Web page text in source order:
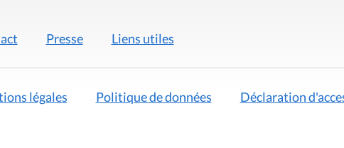
Presse Liens utiles
légales Politique de données Déclaration